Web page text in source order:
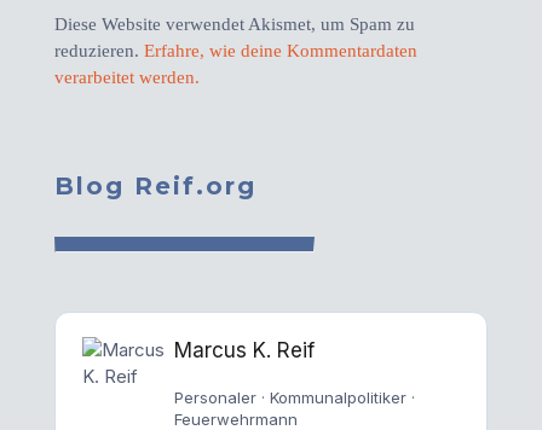
Diese Website verwendet Akismet, um Spam zu
reduzieren. Erfahre, wie deine Kommentardaten
verarbeitet werden.
Blog Reif.org
Marcus K. Reif
Personaler · Kommunalpolitiker ·
Feuerwehrmann